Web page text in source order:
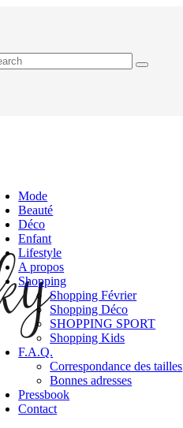
Mode
Beauté
Déco
Enfant
Lifestyle
A propos
Shopping
Shopping Février
Shopping Déco
SHOPPING SPORT
Shopping Kids
F.A.Q.
Correspondance des tailles
Bonnes adresses
Pressbook
Contact